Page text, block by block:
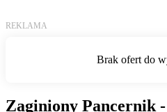
Zaginiony Pancernik